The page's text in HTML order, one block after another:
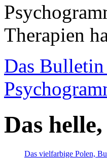
Therapien
Das
Das
Das vielfarbige Polen,